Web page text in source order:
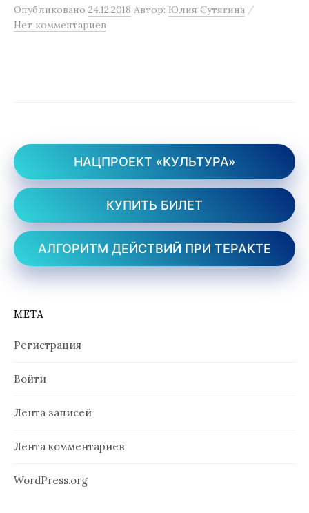
Опубликовано 24.12.2018 Автор: Юлия Сутягина /
Нет комментариев
НАЦПРОЕКТ «КУЛЬТУРА»
КУПИТЬ БИЛЕТ
АЛГОРИТМ ДЕЙСТВИЙ ПРИ ТЕРАКТЕ
МЕТА
Регистрация
Войти
Лента записей
Лента комментариев
WordPress.org